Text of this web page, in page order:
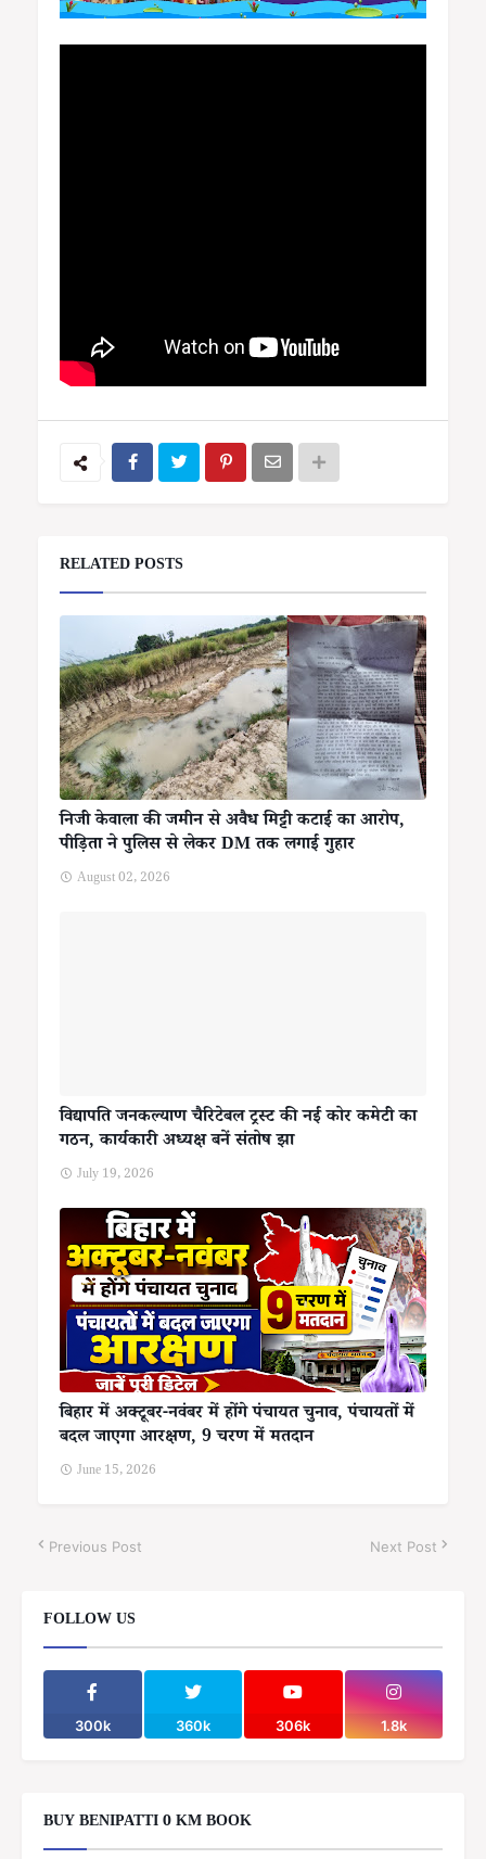
RELATED POSTS
निजी केवाला की जमीन से अवैध मिट्टी कटाई का आरोप,
पीड़िता ने पुलिस से लेकर DM तक लगाई गुहार
August 02, 2026
विद्यापति जनकल्याण चैरिटेबल ट्रस्ट की नई कोर कमेटी का
गठन, कार्यकारी अध्यक्ष बनें संतोष झा
July 19, 2026
बिहार में अक्टूबर-नवंबर में होंगे पंचायत चुनाव, पंचायतों में
बदल जाएगा आरक्षण, 9 चरण में मतदान
June 15, 2026
Previous Post Next Post
FOLLOW US
300k 360k 306k 1.8k
BUY BENIPATTI 0 KM BOOK